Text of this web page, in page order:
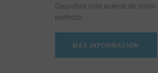
Descubra más acerca de
perfecto.
MÁS INFORMACIÓN